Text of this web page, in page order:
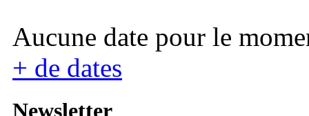
Aucune date pour le
+ de dates
Newsletter